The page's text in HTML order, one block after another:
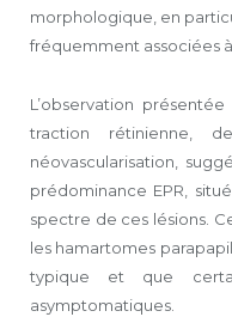
morphologique, en
fréquemment associées
L’observation
traction rétinienne,
néovascularisation,
prédominance EPR,
spectre de ces lésions.
les hamartomes
typique et que
asymptomatiques.